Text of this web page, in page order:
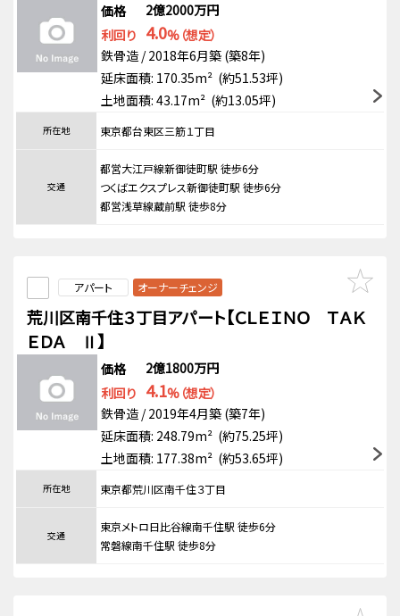
価格
2億2000万円
利回り 4.0%（想定）
鉄骨造 / 2018年6月築 (築8年)
延床面積: 170.35m² (約51.53坪)
土地面積: 43.17m² (約13.05坪)
所在地 東京都台東区三筋１丁目
交通
都営大江戸線新御徒町駅 徒歩6分
つくばエクスプレス新御徒町駅 徒歩6分
都営浅草線蔵前駅 徒歩8分
アパート オーナーチェンジ
荒川区南千住３丁目アパート【ＣＬＥＩＮＯ ＴＡＫ
ＥＤＡ Ⅱ】
価格
2億1800万円
利回り 4.1%（想定）
鉄骨造 / 2019年4月築 (築7年)
延床面積: 248.79m² (約75.25坪)
土地面積: 177.38m² (約53.65坪)
所在地 東京都荒川区南千住３丁目
交通
東京メトロ日比谷線南千住駅 徒歩6分
常磐線南千住駅 徒歩8分